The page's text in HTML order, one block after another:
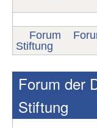
Forum
Stiftung
Forum der
Stiftung